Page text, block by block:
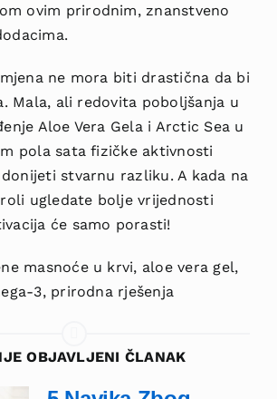
ovim prirodnim, znanstveno
ne mora biti drastična da bi
Mala, ali redovita poboljšanja u
Aloe Vera Gela i Arctic Sea u
pola sata fizičke aktivnosti
stvarnu razliku. A kada na
ugledate bolje vrijednosti
će samo porasti!
masnoće u krvi, aloe vera gel,
3, prirodna rješenja
OBJAVLJENI ČLANAK